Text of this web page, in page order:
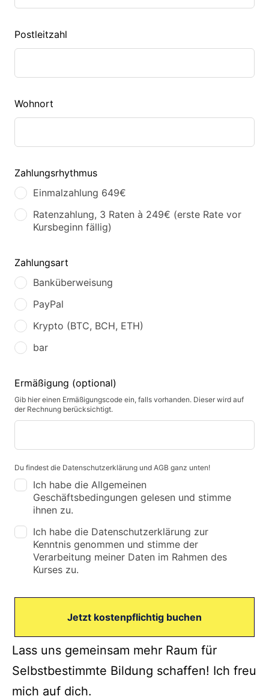
Postleitzahl
Wohnort
Zahlungsrhythmus
Einmalzahlung 649€
Ratenzahlung, 3 Raten à 249€ (erste Rate vor
Kursbeginn fällig)
Zahlungsart
Banküberweisung
PayPal
Krypto (BTC, BCH, ETH)
bar
Ermäßigung (optional)
Gib hier einen Ermäßigungscode ein, falls vorhanden. Dieser wird auf
der Rechnung berücksichtigt.
Du findest die Datenschutzerklärung und AGB ganz unten!
Ich habe die Allgemeinen
Geschäftsbedingungen gelesen und stimme
ihnen zu.
Ich habe die Datenschutzerklärung zur
Kenntnis genommen und stimme der
Verarbeitung meiner Daten im Rahmen des
Kurses zu.
Jetzt kostenpflichtig buchen
Lass uns gemeinsam mehr Raum für
Selbstbestimmte Bildung schaffen! Ich freu
mich auf dich.